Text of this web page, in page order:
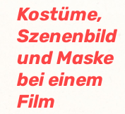
Kostüme,
Szenenbild
und Maske
bei einem
Film